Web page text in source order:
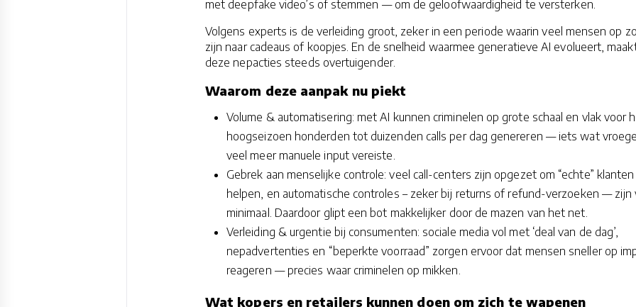
met deepfake video’s of stemmen — om de geloofwaardigheid te versterken.
Volgens experts is de verleiding groot, zeker in een periode waarin veel mensen op
zijn naar cadeaus of koopjes. En de snelheid waarmee generatieve AI evolueert,
deze nepacties steeds overtuigender.
Waarom deze aanpak nu piekt
Volume & automatisering: met AI kunnen criminelen op grote schaal en vlak voor
hoogseizoen honderden tot duizenden calls per dag genereren — iets wat
veel meer manuele input vereiste.
Gebrek aan menselijke controle: veel call-centers zijn opgezet om “echte”
helpen, en automatische controles – zeker bij returns of refund-verzoeken — zijn
minimaal. Daardoor glipt een bot makkelijker door de mazen van het net.
Verleiding & urgentie bij consumenten: sociale media vol met ‘deal van de dag’,
nepadvertenties en “beperkte voorraad” zorgen ervoor dat mensen sneller op
reageren — precies waar criminelen op mikken.
Wat kopers en retailers kunnen doen om zich te wapenen